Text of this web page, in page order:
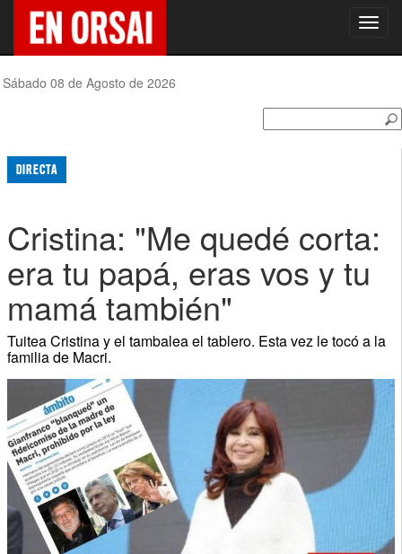
Sábado 08 de Agosto de 2026
DIRECTA
Cristina: "Me quedé corta:
era tu papá, eras vos y tu
mamá también"
Tuitea Cristina y el tambalea el tablero. Esta vez le tocó a la
familia de Macri.